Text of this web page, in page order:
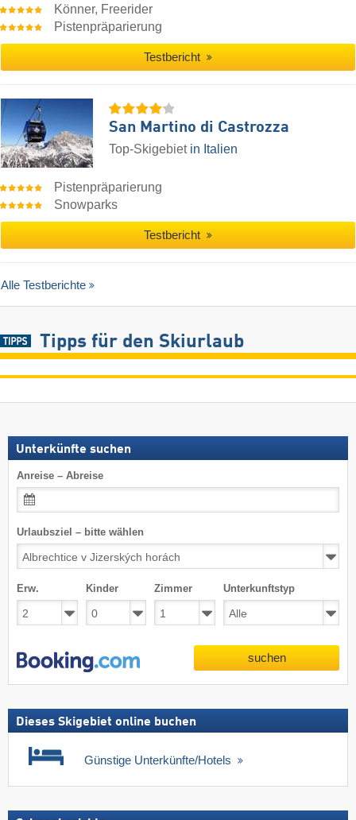
Könner, Freerider
Pistenpräparierung
Testbericht
San Martino di Castrozza
Top-Skigebiet in Italien
Pistenpräparierung
Snowparks
Testbericht
Alle Testberichte
Tipps für den Skiurlaub
Unterkünfte suchen
Anreise – Abreise
Urlaubsziel – bitte wählen
Erw. Kinder Zimmer Unterkunftstyp
suchen
Dieses Skigebiet online buchen
Günstige Unterkünfte/Hotels